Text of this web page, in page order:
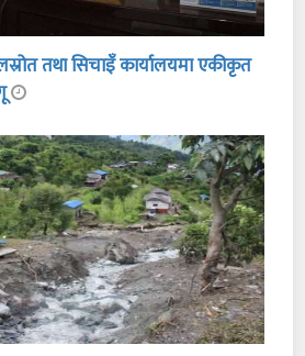
तथा सिचाइँ कार्यालयमा एकीकृत